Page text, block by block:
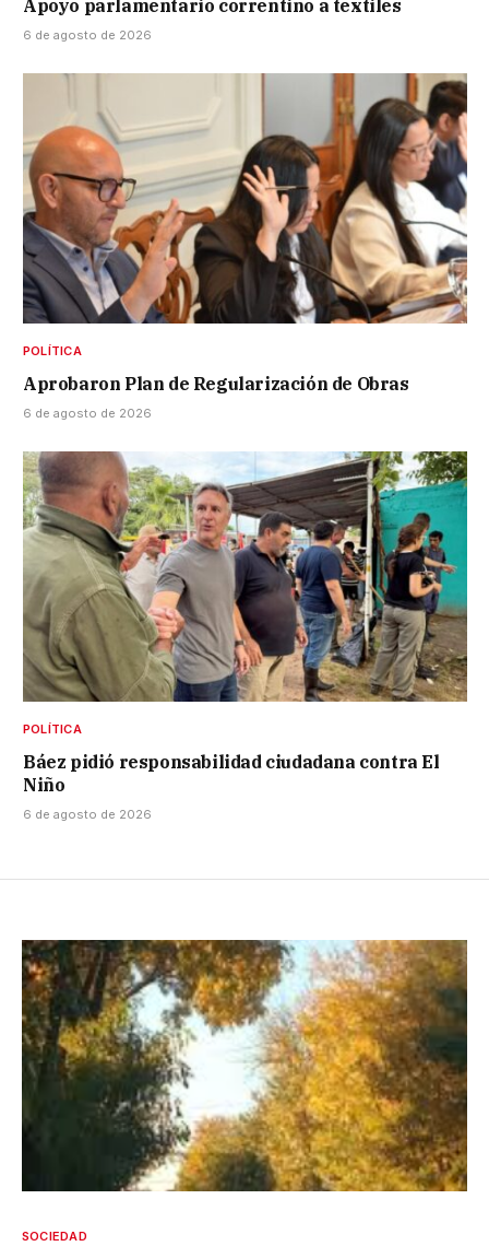
Apoyo parlamentario correntino a textiles
6 de agosto de 2026
POLÍTICA
Aprobaron Plan de Regularización de Obras
6 de agosto de 2026
POLÍTICA
Báez pidió responsabilidad ciudadana contra El
Niño
6 de agosto de 2026
SOCIEDAD